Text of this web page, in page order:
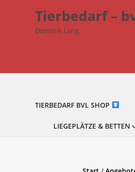
Tierbedarf –
Dominik Lang
TIERBEDARF BVL SHOP
LIEGEPLÄTZE & BETTEN